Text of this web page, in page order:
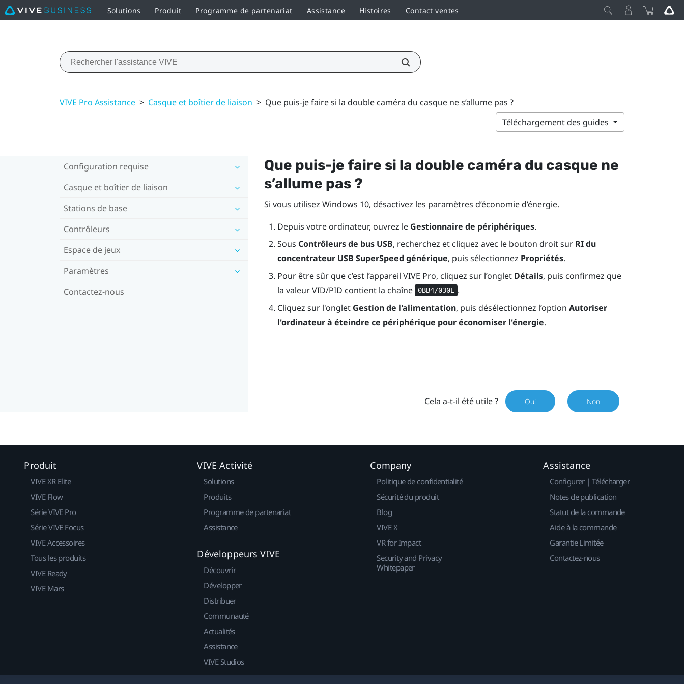
Solutions Produit Programme de partenariat Assistance Histoires Contact ventes
VIVE Pro Assistance > Casque et boîtier de liaison > Que puis-je faire si la double caméra du casque ne s’allume pas ?
Téléchargement des guides
Configuration requise
Casque et boîtier de liaison
Stations de base
Contrôleurs
Espace de jeux
Paramètres
Contactez-nous
Que puis-je faire si la double caméra du casque ne
s’allume pas ?
Si vous utilisez Windows 10, désactivez les paramètres d’économie d’énergie.
Depuis votre ordinateur, ouvrez le Gestionnaire de périphériques.
Sous Contrôleurs de bus USB, recherchez et cliquez avec le bouton droit sur RI du
concentrateur USB SuperSpeed générique, puis sélectionnez Propriétés.
Pour être sûr que c’est l’appareil VIVE Pro, cliquez sur l’onglet Détails, puis confirmez que
la valeur VID/PID contient la chaîne
0BB4/030E .
Cliquez sur l'onglet Gestion de l'alimentation, puis désélectionnez l’option Autoriser
l'ordinateur à éteindre ce périphérique pour économiser l'énergie.
Cela a-t-il été utile ? Oui Non
Produit
VIVE XR Elite
VIVE Flow
Série VIVE Pro
Série VIVE Focus
VIVE Accessoires
Tous les produits
VIVE Ready
VIVE Mars
VIVE Activité
Solutions
Produits
Programme de partenariat
Assistance
Développeurs VIVE
Découvrir
Développer
Distribuer
Communauté
Actualités
Assistance
VIVE Studios
Company
Politique de confidentialité
Sécurité du produit
Blog
VIVE X
VR for Impact
Security and Privacy
Whitepaper
Assistance
Configurer | Télécharger
Notes de publication
Statut de la commande
Aide à la commande
Garantie Limitée
Contactez-nous